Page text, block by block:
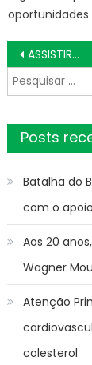
de
Post
ASSISTIR AO VIVO Standard Liege x Valenciennes COM IMAGENS Amistoso Internacional de Clubes, HOJE (14/12)
Pesquisar
por:
Posts
Batalha do
com o
Aos 20
Wagner
Atenção
colesterol